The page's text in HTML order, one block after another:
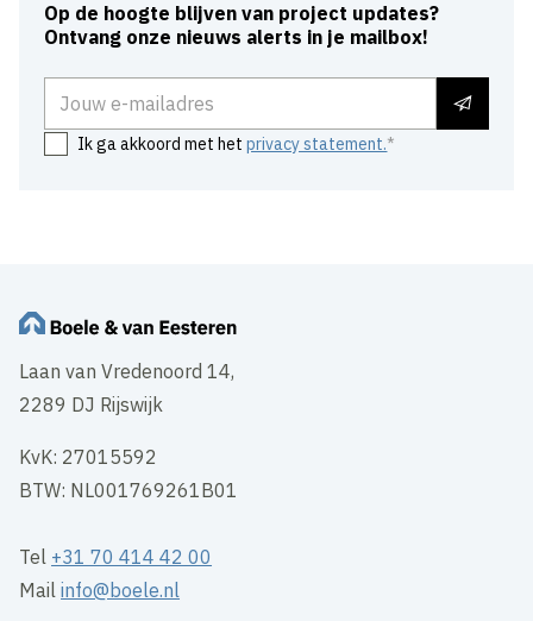
Op de hoogte blijven van project updates?
Ontvang onze nieuws alerts in je mailbox!
Ik ga akkoord met hetprivacy statement.
Laan van Vredenoord 14,
2289 DJ Rijswijk
KvK: 27015592
BTW: NL001769261B01
Tel +31 70 414 42 00
Mailinfo@boele.nl